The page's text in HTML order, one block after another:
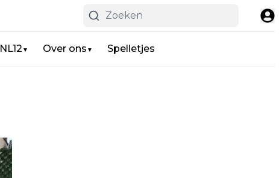
NL12 ▼ Over ons ▼ Spelletjes